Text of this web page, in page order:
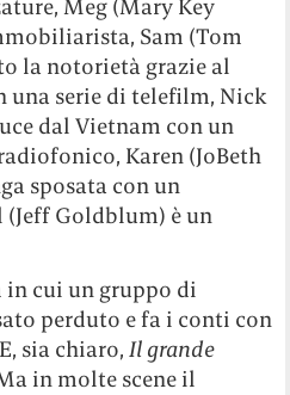
Meg (Mary Key
Sam (Tom
la notorietà grazie al
serie di telefilm, Nick
dal Vietnam con un
Karen (JoBeth
sposata con un
Goldblum) è un
cui un gruppo di
perduto e fa i conti con
sia chiaro,Il grande
in molte scene il